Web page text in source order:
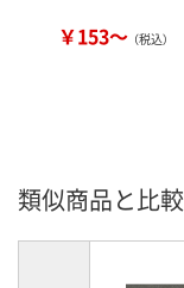
￥153～ （税込）
類似商品と比較